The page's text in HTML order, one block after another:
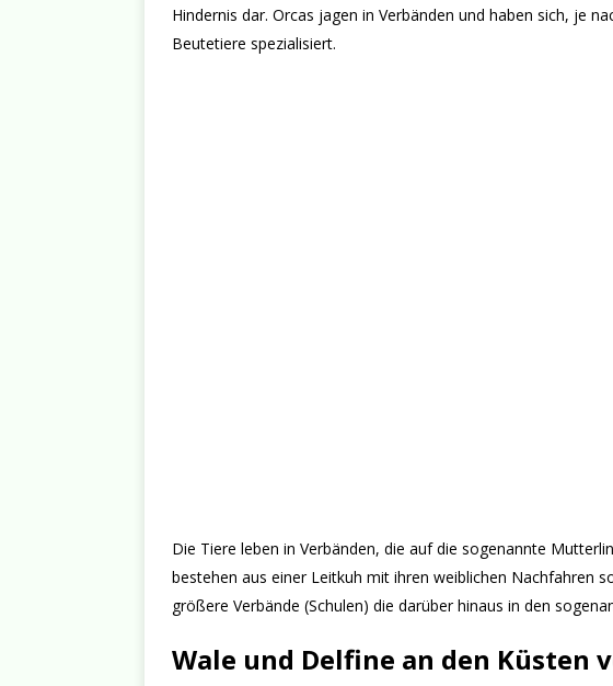
Hindernis dar. Orcas jagen in Verbänden und haben sich, je
Beutetiere spezialisiert.
Die Tiere leben in Verbänden, die auf die sogenannte
bestehen aus einer Leitkuh mit ihren weiblichen Nachfahren
größere Verbände (Schulen) die darüber hinaus in den
Wale und Delfine an den Küsten